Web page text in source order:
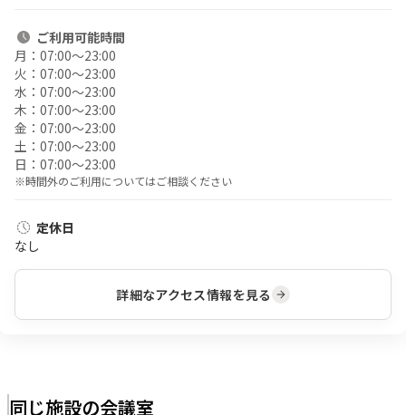
ご利用可能時間
月： 07:00〜23:00
火： 07:00〜23:00
水： 07:00〜23:00
木： 07:00〜23:00
金： 07:00〜23:00
土： 07:00〜23:00
日： 07:00〜23:00
※時間外のご利用についてはご相談ください
定休日
なし
詳細なアクセス情報を見る
同じ施設の会議室